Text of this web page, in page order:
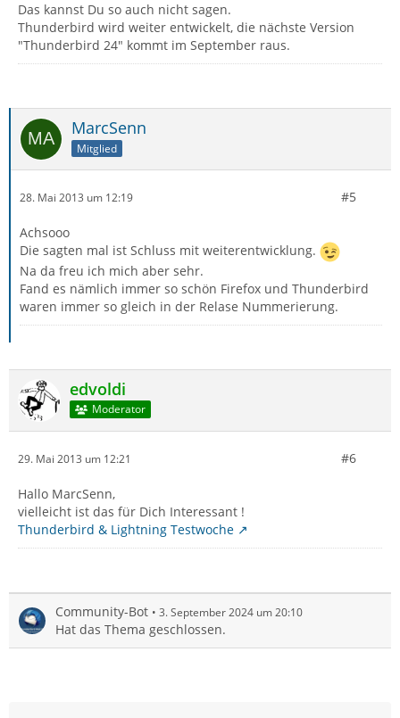
Das kannst Du so auch nicht sagen.
Thunderbird wird weiter entwickelt, die nächste Version
"Thunderbird 24" kommt im September raus.
MarcSenn
Mitglied
28. Mai 2013 um 12:19 #5
Achsooo
Die sagten mal ist Schluss mit weiterentwicklung.
Na da freu ich mich aber sehr.
Fand es nämlich immer so schön Firefox und Thunderbird
waren immer so gleich in der Relase Nummerierung.
edvoldi
Moderator
29. Mai 2013 um 12:21 #6
Hallo MarcSenn,
vielleicht ist das für Dich Interessant !
Thunderbird & Lightning Testwoche
Community-Bot 3. September 2024 um 20:10
Hat das Thema geschlossen.